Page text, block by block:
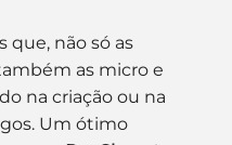
que, não só as
as micro e
na criação ou na
Um ótimo